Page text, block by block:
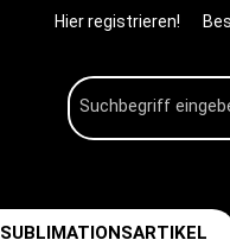
Hier registrieren!
SUBLIMATIONSARTIKEL